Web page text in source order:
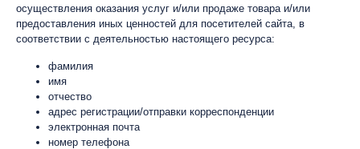
осуществления оказания услуг и/или продаже товара и/или
предоставления иных ценностей для посетителей сайта, в
соответствии с деятельностью настоящего ресурса:
фамилия
имя
отчество
адрес регистрации/отправки корреспонденции
электронная почта
номер телефона